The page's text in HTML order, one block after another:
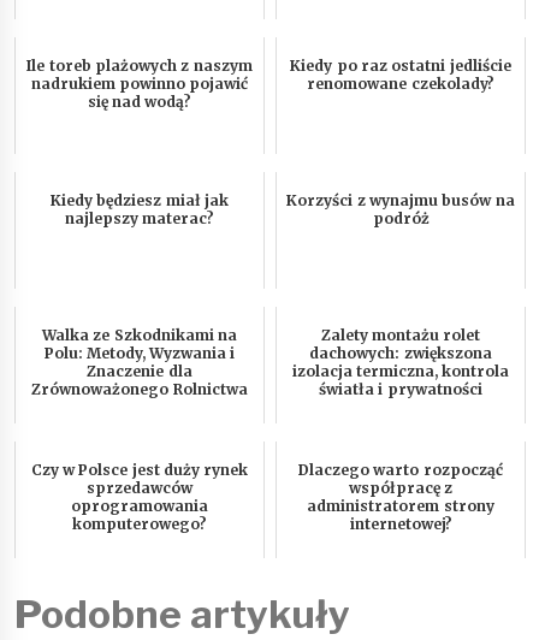
Ile toreb plażowych z naszym
nadrukiem powinno pojawić
się nad wodą?
Kiedy po raz ostatni jedliście
renomowane czekolady?
Kiedy będziesz miał jak
najlepszy materac?
Korzyści z wynajmu busów na
podróż
Walka ze Szkodnikami na
Polu: Metody, Wyzwania i
Znaczenie dla
Zrównoważonego Rolnictwa
Zalety montażu rolet
dachowych: zwiększona
izolacja termiczna, kontrola
światła i prywatności
Czy w Polsce jest duży rynek
sprzedawców
oprogramowania
komputerowego?
Dlaczego warto rozpocząć
współpracę z
administratorem strony
internetowej?
Podobne artykuły